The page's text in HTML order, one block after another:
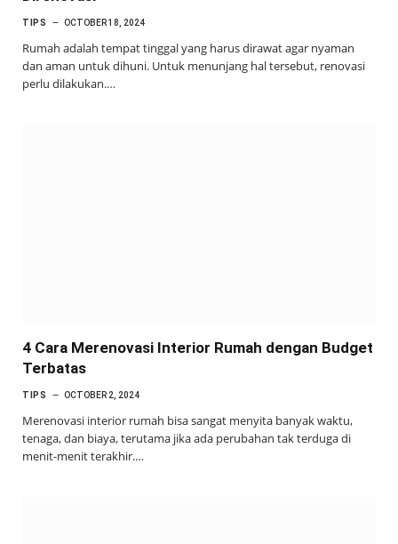
TIPS OCTOBER 18, 2024
Rumah adalah tempat tinggal yang harus dirawat agar nyaman
dan aman untuk dihuni. Untuk menunjang hal tersebut, renovasi
perlu dilakukan.…
4 Cara Merenovasi Interior Rumah dengan Budget
Terbatas
TIPS OCTOBER 2, 2024
Merenovasi interior rumah bisa sangat menyita banyak waktu,
tenaga, dan biaya, terutama jika ada perubahan tak terduga di
menit-menit terakhir.…